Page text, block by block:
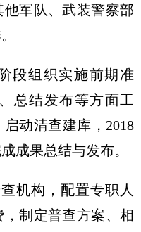
军队、武装警察部
段组织实施前期准
总结发布等方面工
动清查建库，2018
成果总结与发布。
机构，配置专职人
制定普查方案、相